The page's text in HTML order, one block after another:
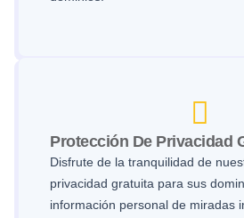
Protección De Privacidad
Disfrute de la tranquilidad de
privacidad gratuita para sus
información personal de miradas